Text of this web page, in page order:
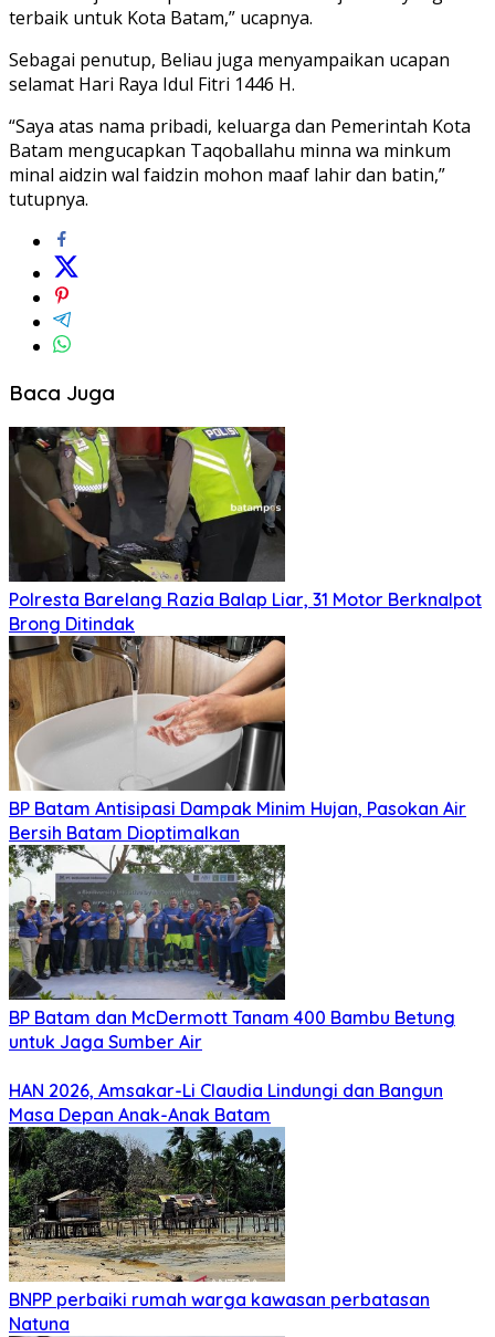
terbaik untuk Kota Batam,” ucapnya.
Sebagai penutup, Beliau juga menyampaikan ucapan
selamat Hari Raya Idul Fitri 1446 H.
“Saya atas nama pribadi, keluarga dan Pemerintah Kota
Batam mengucapkan Taqoballahu minna wa minkum
minal aidzin wal faidzin mohon maaf lahir dan batin,”
tutupnya.
Baca Juga
Polresta Barelang Razia Balap Liar, 31 Motor Berknalpot
Brong Ditindak
BP Batam Antisipasi Dampak Minim Hujan, Pasokan Air
Bersih Batam Dioptimalkan
BP Batam dan McDermott Tanam 400 Bambu Betung
untuk Jaga Sumber Air
HAN 2026, Amsakar-Li Claudia Lindungi dan Bangun
Masa Depan Anak-Anak Batam
BNPP perbaiki rumah warga kawasan perbatasan
Natuna